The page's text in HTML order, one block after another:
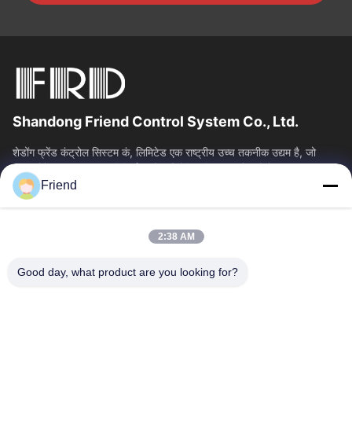
Shandong Friend Control System Co., Ltd.
शेडोंग फ्रेंड कंट्रोल सिस्टम कं, लिमिटेड एक राष्ट्रीय उच्च तकनीक उद्यम है, जो
इंस्ट्रूमेंटेशन आर एंड डी, विनिर्माण और औद्योगिक नियंत्रण सेवाओं में...
त्वरित लिंक
हमारे बारे में
फैक्टरी यात्रा
गुणवत्ता नियंत्रण
Friend
2:38 AM
Good day, what product are you looking for?